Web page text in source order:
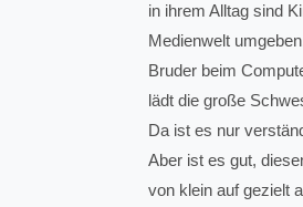
in ihrem Alltag sind
Medienwelt
Bruder beim
lädt die große
Da ist es nur
Aber ist es gut,
von klein auf gezielt